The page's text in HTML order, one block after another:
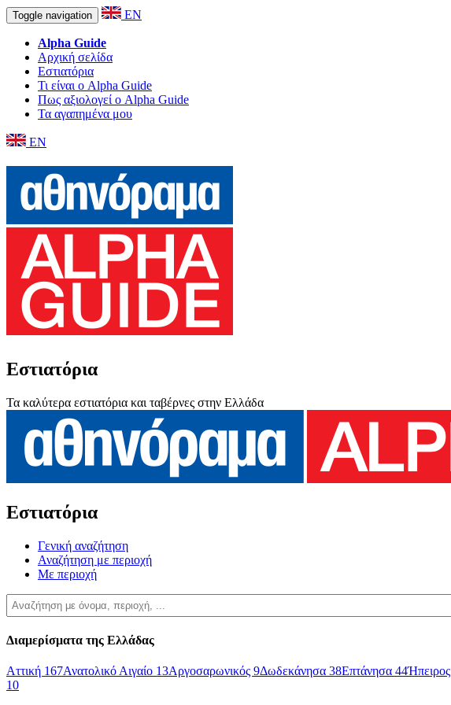
Toggle navigation EN
Alpha Guide
Αρχική σελίδα
Εστιατόρια
Τι είναι ο Alpha Guide
Πως αξιολογεί ο Alpha Guide
Τα αγαπημένα μου
EN
Εστιατόρια
Τα καλύτερα εστιατόρια και ταβέρνες στην Ελλάδα
Εστιατόρια
Γενική αναζήτηση
Αναζήτηση με περιοχή
Με περιοχή
Διαμερίσματα της Ελλάδας
Αττική 167Ανατολικό Αιγαίο 13Αργοσαρωνικός 9Δωδεκάνησα 38Επτάνησα 44Ήπειρος
10